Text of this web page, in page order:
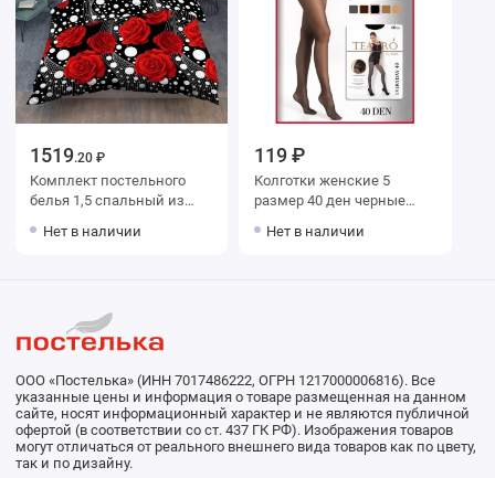
1519.20 ₽
Комплект постельного
белья 1,5 спальный из
2 шт Цветы Василиса
Нет в наличии
119 ₽
Колготки женские 5
размер 40 ден черные
Нет в наличии
ООО «Постелька» (ИНН 7017486222, ОГРН 1217000006816). Все
указанные цены и информация о товаре размещенная на данном
сайте, носят информационный характер и не являются публичной
офертой (в соответствии со ст. 437 ГК РФ). Изображения товаров
могут отличаться от реального внешнего вида товаров как по цвету,
так и по дизайну.